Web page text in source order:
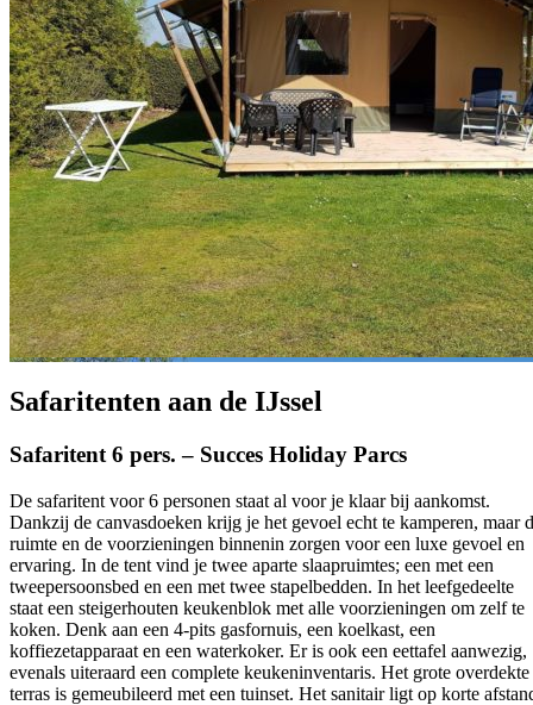
Safaritenten aan de IJssel
Safaritent 6 pers. – Succes Holiday Parcs
De safaritent voor 6 personen staat al voor je klaar bij aankomst.
Dankzij de canvasdoeken krijg je het gevoel echt te kamperen, maar
ruimte en de voorzieningen binnenin zorgen voor een luxe gevoel en
ervaring. In de tent vind je twee aparte slaapruimtes; een met een
tweepersoonsbed en een met twee stapelbedden. In het leefgedeelte
staat een steigerhouten keukenblok met alle voorzieningen om zelf te
koken. Denk aan een 4-pits gasfornuis, een koelkast, een
koffiezetapparaat en een waterkoker. Er is ook een eettafel aanwezig,
evenals uiteraard een complete keukeninventaris. Het grote overdekte
terras is gemeubileerd met een tuinset. Het sanitair ligt op korte